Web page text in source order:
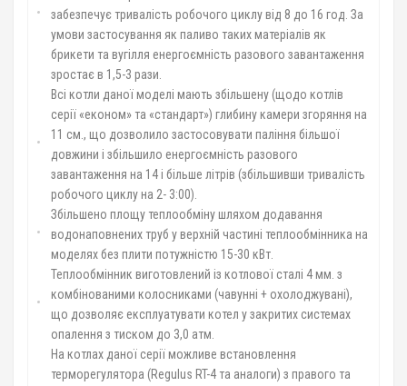
забезпечує тривалість робочого циклу від 8 до 16 год. За
умови застосування як паливо таких матеріалів як
брикети та вугілля енергоємність разового завантаження
зростає в 1,5-3 рази.
Всі котли даної моделі мають збільшену (щодо котлів
серії «економ» та «стандарт») глибину камери згоряння на
11 см., що дозволило застосовувати паління більшої
довжини і збільшило енергоємність разового
завантаження на 14 і більше літрів (збільшивши тривалість
робочого циклу на 2- 3:00).
Збільшено площу теплообміну шляхом додавання
водонаповнених труб у верхній частині теплообмінника на
моделях без плити потужністю 15-30 кВт.
Теплообмінник виготовлений із котлової сталі 4 мм. з
комбінованими колосниками (чавунні + охолоджувані),
що дозволяє експлуатувати котел у закритих системах
опалення з тиском до 3,0 атм.
На котлах даної серії можливе встановлення
терморегулятора (Regulus RT-4 та аналоги) з правого та